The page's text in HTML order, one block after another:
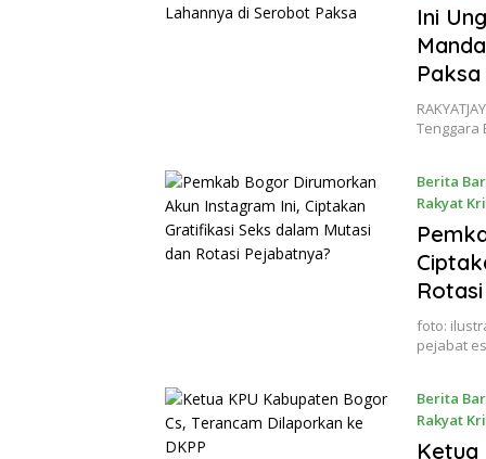
11 July
Ini
Paksa
Tenggara
Berita
Rakyat
11 July
foto:
pejabat
Berita
Rakyat
10 July
Ketua